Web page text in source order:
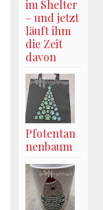
im Shelter
– und jetzt
läuft ihm
die Zeit
davon
Pfotentan
nenbaum